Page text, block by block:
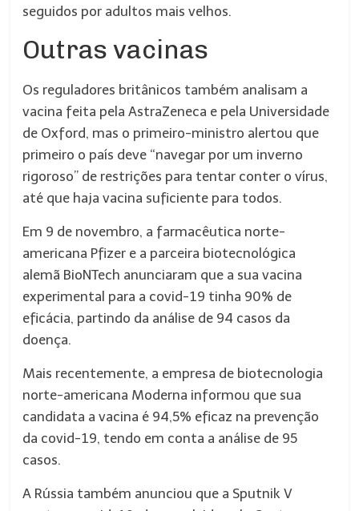
seguidos por adultos mais velhos.
Outras vacinas
Os reguladores britânicos também analisam a
vacina feita pela AstraZeneca e pela Universidade
de Oxford, mas o primeiro-ministro alertou que
primeiro o país deve “navegar por um inverno
rigoroso” de restrições para tentar conter o vírus,
até que haja vacina suficiente para todos.
Em 9 de novembro, a farmacêutica norte-
americana Pfizer e a parceira biotecnológica
alemã BioNTech anunciaram que a sua vacina
experimental para a covid-19 tinha 90% de
eficácia, partindo da análise de 94 casos da
doença.
Mais recentemente, a empresa de biotecnologia
norte-americana Moderna informou que sua
candidata a vacina é 94,5% eficaz na prevenção
da covid-19, tendo em conta a análise de 95
casos.
A Rússia também anunciou que a Sputnik V